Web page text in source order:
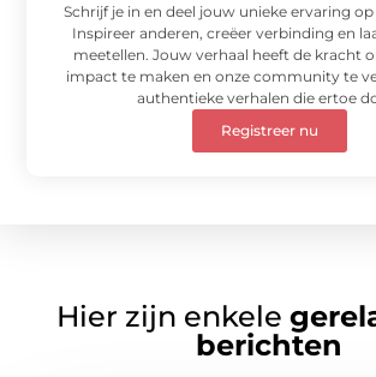
Schrijf je in en deel jouw unieke ervaring
Inspireer anderen, creëer verbinding en
meetellen. Jouw verhaal heeft de kracht
impact te maken en onze community te
authentieke verhalen die ertoe
Registreer nu
Hier zijn enkele
berichten